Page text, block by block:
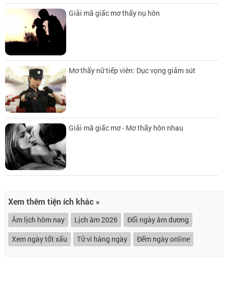
Giải mã giấc mơ thấy nụ hôn
Mơ thấy nữ tiếp viên: Dục vọng giảm sút
Giải mã giấc mơ - Mơ thấy hôn nhau
Xem thêm tiện ích khác »
Âm lịch hôm nay Lịch âm 2026
Đổi ngày âm dương
Xem ngày tốt xấu
Tử vi hàng ngày Đếm ngày online